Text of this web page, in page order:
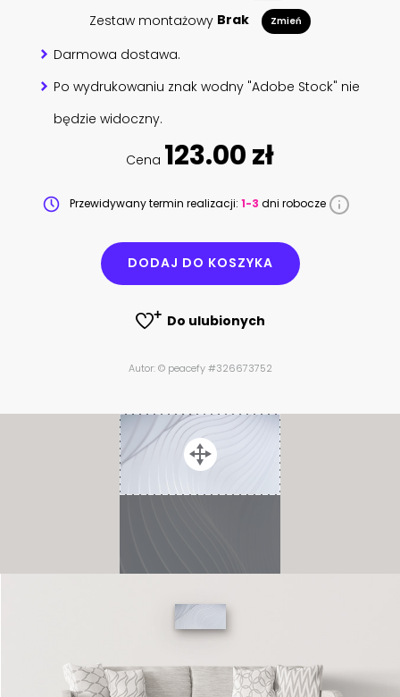
Zestaw montażowy Brak Zmień
Darmowa dostawa.
Po wydrukowaniu znak wodny "Adobe Stock" nie
będzie widoczny.
Cena 123.00 zł
Przewidywany termin realizacji: 1-3 dni robocze
DODAJ DO KOSZYKA
Do ulubionych
Autor: © peacefy #326673752